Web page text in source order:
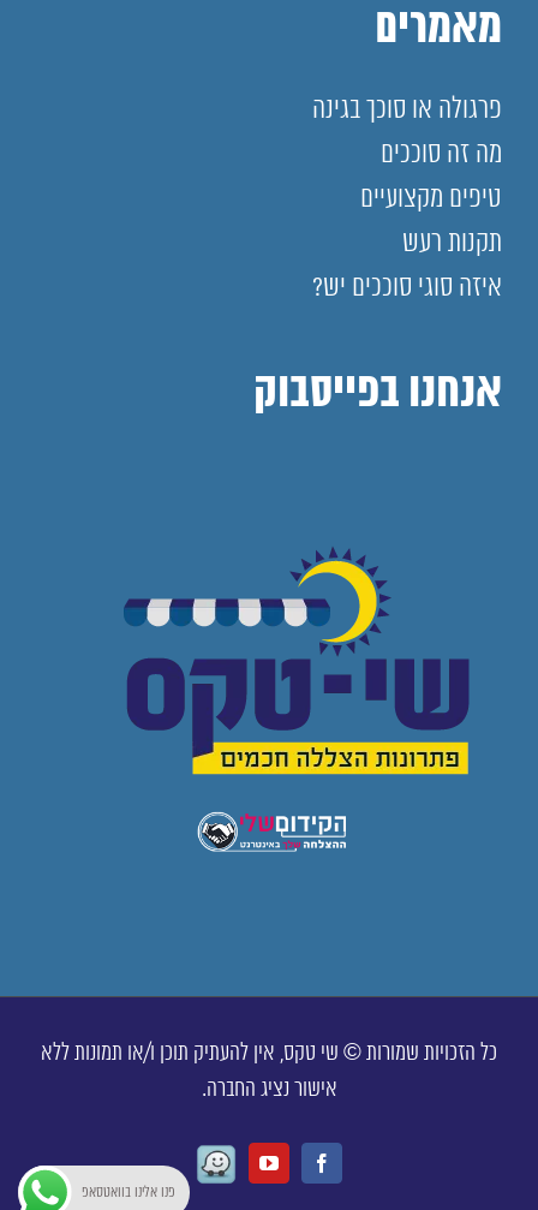
מאמרים
פרגולה או סוכך בגינה
מה זה סוככים
טיפים מקצועיים
תקנות רעש
איזה סוגי סוככים יש?
אנחנו בפייסבוק
כל הזכויות שמורות © שי טקס, אין להעתיק תוכן ו/או תמונות ללא
אישור נציג החברה.
Facebook
Youtube
Waze
פנו אלינו בוואטסאפ